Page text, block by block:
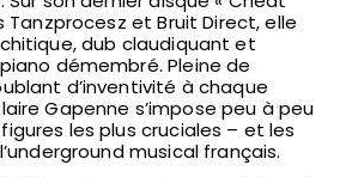
Tanzprocesz et Bruit Direct, elle
dub claudiquant et
démembré. Pleine de
d’inventivité à chaque
Gapenne s’impose peu à peu
les plus cruciales – et les
musical français.